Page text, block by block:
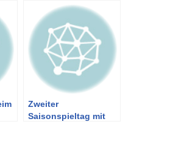
Zweiter
Saisonspieltag mit